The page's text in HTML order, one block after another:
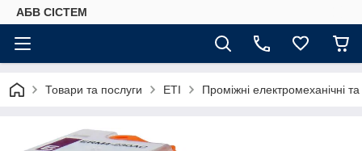
АБВ СІСТЕМ
Товари та послуги ETI Проміжні електромеханічні